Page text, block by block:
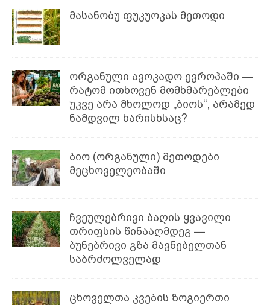
მასანობუ ფუკუოკას მეთოდი
ორგანული ავოკადო ევროპაში —
რატომ ითხოვენ მომხმარებლები
უკვე არა მხოლოდ „ბიოს“, არამედ
ნამდვილ ხარისხსაც?
ბიო (ორგანული) მეთოდები
მეცხოველეობაში
ჩვეულებრივი ბაღის ყვავილი
თრიფსის წინააღმდეგ —
ბუნებრივი გზა მავნებელთან
საბრძოლველად
ცხოველთა კვების ზოგიერთი